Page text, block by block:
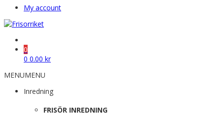
My account
0
0 0.00 kr
MENUMENU
Inredning
FRISÖR INREDNING